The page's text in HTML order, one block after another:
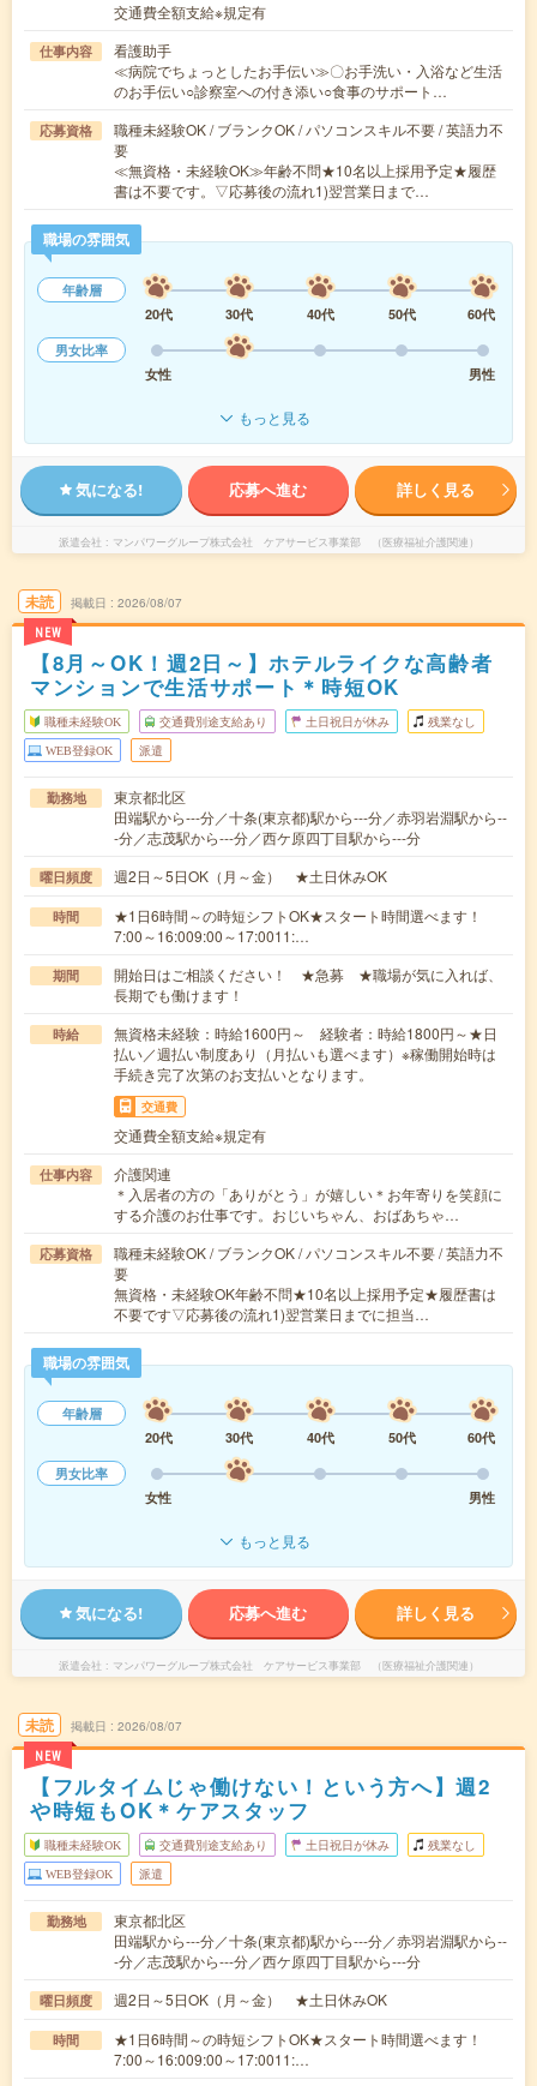
交通費全額支給※規定有
仕事内容
看護助手
≪病院でちょっとしたお手伝い≫〇お手洗い・入浴など生活
のお手伝い○診察室への付き添い○食事のサポート…
応募資格
職種未経験OK / ブランクOK / パソコンスキル不要 / 英語力不
要
≪無資格・未経験OK≫年齢不問★10名以上採用予定★履歴
書は不要です。▽応募後の流れ1)翌営業日まで…
職場の雰囲気
年齢層
20代
30代 40代 50代
60代
男女比率
女性
男性
もっと見る
気になる! 応募へ進む 詳しく見る
派遣会社 マンパワーグループ株式会社 ケアサービス事業部 （医療福祉介護関連）
未読
NEW
掲載日 2026/08/07
【8月～OK！週2日～】ホテルライクな高齢者
マンションで生活サポート＊時短OK
職種未経験OK 交通費別途支給あり 土日祝日が休み 残業なし
WEB登録OK 派遣
勤務地
東京都北区
田端駅から---分／十条(東京都)駅から---分／赤羽岩淵駅から--
-分／志茂駅から---分／西ケ原四丁目駅から---分
曜日頻度 週2日～5日OK（月～金） ★土日休みOK
時間
★1日6時間～の時短シフトOK★スタート時間選べます！
7:00～16:009:00～17:0011:…
期間
開始日はご相談ください！ ★急募 ★職場が気に入れば、
長期でも働けます！
時給
無資格未経験：時給1600円～ 経験者：時給1800円～★日
払い／週払い制度あり（月払いも選べます）※稼働開始時は
手続き完了次第のお支払いとなります。
交通費
交通費全額支給※規定有
仕事内容
介護関連
＊入居者の方の「ありがとう」が嬉しい＊お年寄りを笑顔に
する介護のお仕事です。おじいちゃん、おばあちゃ…
応募資格
職種未経験OK / ブランクOK / パソコンスキル不要 / 英語力不
要
無資格・未経験OK年齢不問★10名以上採用予定★履歴書は
不要です▽応募後の流れ1)翌営業日までに担当…
職場の雰囲気
年齢層
20代
30代 40代 50代
60代
男女比率
女性
男性
もっと見る
気になる! 応募へ進む 詳しく見る
派遣会社 マンパワーグループ株式会社 ケアサービス事業部 （医療福祉介護関連）
未読
NEW
掲載日 2026/08/07
【フルタイムじゃ働けない！という方へ】週2
や時短もOK＊ケアスタッフ
職種未経験OK 交通費別途支給あり 土日祝日が休み 残業なし
WEB登録OK 派遣
勤務地
東京都北区
田端駅から---分／十条(東京都)駅から---分／赤羽岩淵駅から--
-分／志茂駅から---分／西ケ原四丁目駅から---分
曜日頻度 週2日～5日OK（月～金） ★土日休みOK
時間
★1日6時間～の時短シフトOK★スタート時間選べます！
7:00～16:009:00～17:0011:…